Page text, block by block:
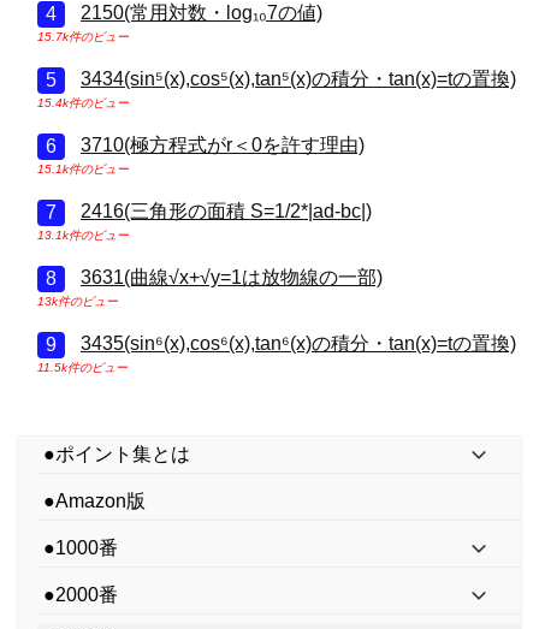
2150(常用対数・log₁₀7の値)
15.7k件のビュー
3434(sin⁵(x),cos⁵(x),tan⁵(x)の積分・tan(x)=tの置換)
15.4k件のビュー
3710(極方程式がr＜0を許す理由)
15.1k件のビュー
2416(三角形の面積 S=1/2*|ad-bc|)
13.1k件のビュー
3631(曲線√x+√y=1は放物線の一部)
13k件のビュー
3435(sin⁶(x),cos⁶(x),tan⁶(x)の積分・tan(x)=tの置換)
11.5k件のビュー
●ポイント集とは
●Amazon版
●1000番
●2000番